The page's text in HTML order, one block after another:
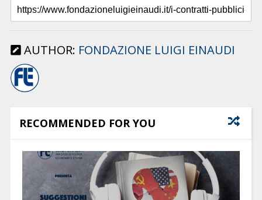
AUTHOR: FONDAZIONE LUIGI EINAUDI
RECOMMENDED FOR YOU